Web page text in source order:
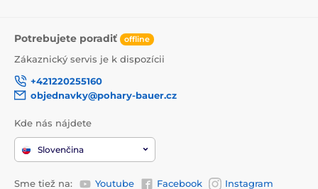
Potrebujete poradiť offline
Zákaznický servis je k dispozícii
+421220255160
objednavky@pohary-bauer.cz
Kde nás nájdete
Slovenčina
Sme tiež na: Youtube Facebook
Instagram